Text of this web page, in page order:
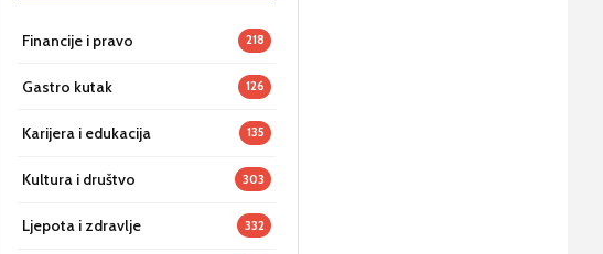
Financije i pravo 218
Gastro kutak 126
Karijera i edukacija 135
Kultura i društvo 303
Ljepota i zdravlje 332